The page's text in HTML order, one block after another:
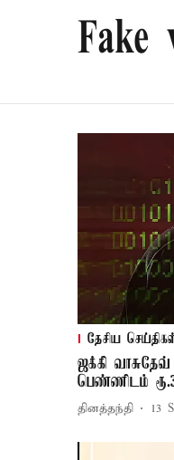
Fake
தேசிய
ஜக்கி
பெண்ணிடம்
தினத்தந்தி 13